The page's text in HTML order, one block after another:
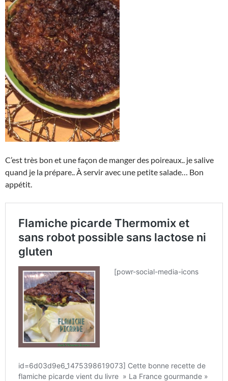
C’est très bon et une façon de manger des poireaux.. je salive
quand je la prépare.. À servir avec une petite salade… Bon
appétit.